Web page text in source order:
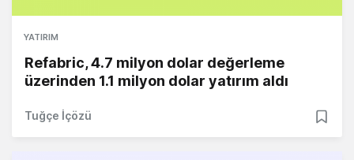
YATIRIM
Refabric, 4.7 milyon dolar değerleme
üzerinden 1.1 milyon dolar yatırım aldı
Tuğçe İçözü